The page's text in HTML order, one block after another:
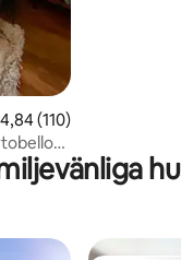
av 5 i genomsnittligt
4,84 (110)